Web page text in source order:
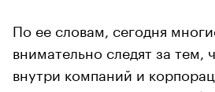
По ее словам, сегодня
внимательно следят за тем,
внутри компаний и